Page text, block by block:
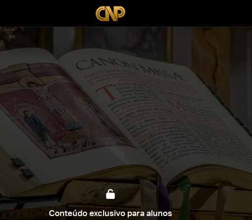
Conteúdo exclusivo para alunos